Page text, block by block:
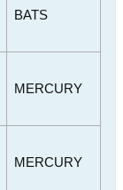
BATS
MERCURY
MERCURY